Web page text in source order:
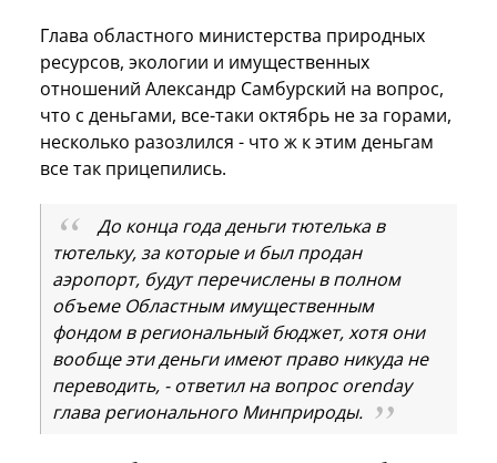
Глава областного министерства природных
ресурсов, экологии и имущественных
отношений Александр Самбурский на вопрос,
что с деньгами, все-таки октябрь не за горами,
несколько разозлился - что ж к этим деньгам
все так прицепились.
До конца года деньги тютелька в
тютельку, за которые и был продан
аэропорт, будут перечислены в полном
объеме Областным имущественным
фондом в региональный бюджет, хотя они
вообще эти деньги имеют право никуда не
переводить, - ответил на вопрос orenday
глава регионального Минприроды.